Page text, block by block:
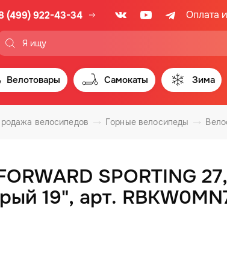
(499) 922-43-34 Оплата
Велотовары Самокаты Зима
велосипедов Горные велосипеды
SPORTING
19", арт.